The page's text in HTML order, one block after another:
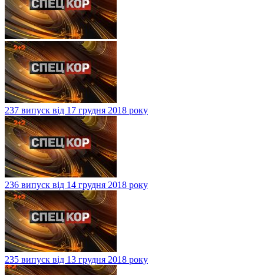
237 випуск від 17 грудня 2018 року
236 випуск від 14 грудня 2018 року
235 випуск від 13 грудня 2018 року